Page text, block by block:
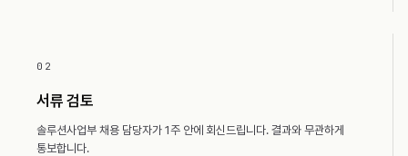
02
서류 검토
솔루션사업부 채용 담당자가 1주 안에 회신드립니다. 결과와 무관하게
통보합니다.